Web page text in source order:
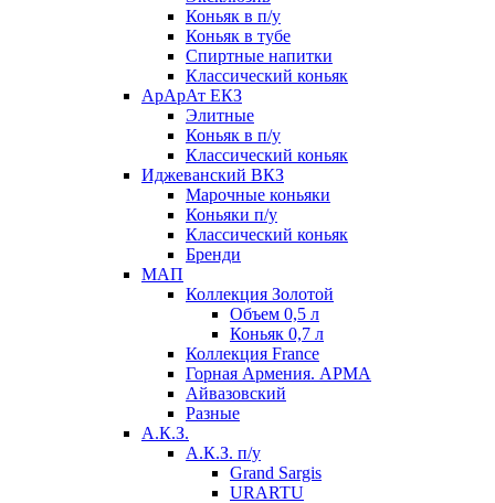
Коньяк в п/у
Коньяк в тубе
Спиртные напитки
Классический коньяк
АрАрАт ЕКЗ
Элитные
Коньяк в п/у
Классический коньяк
Иджеванский ВКЗ
Марочные коньяки
Коньяки п/у
Классический коньяк
Бренди
МАП
Коллекция Золотой
Объем 0,5 л
Коньяк 0,7 л
Коллекция France
Горная Армения. АРМА
Айвазовский
Разные
А.К.З.
А.К.З. п/у
Grand Sargis
URARTU